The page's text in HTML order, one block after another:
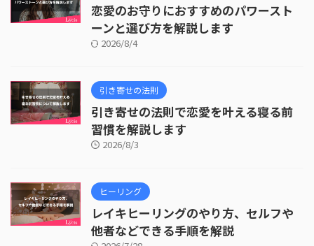
恋愛のお守りにおすすめのパワースト
ーンと選び方を解説します
2026/8/4
引き寄せの法則
引き寄せの法則で恋愛を叶える寝る前
習慣を解説します
2026/8/3
ヒーリング
レイキヒーリングのやり方、セルフや
他者などできる手順を解説